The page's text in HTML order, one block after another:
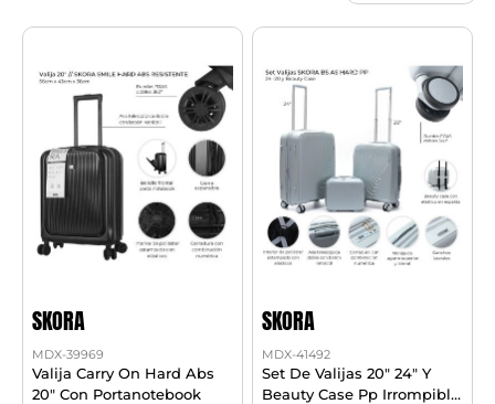
SKORA
MDX-39969
Valija Carry On Hard Abs
20" Con Portanotebook
SKORA
MDX-41492
Set De Valijas 20" 24" Y
Beauty Case Pp Irrompible